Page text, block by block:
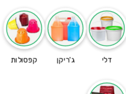
דלי ג'ריקן קפסולות